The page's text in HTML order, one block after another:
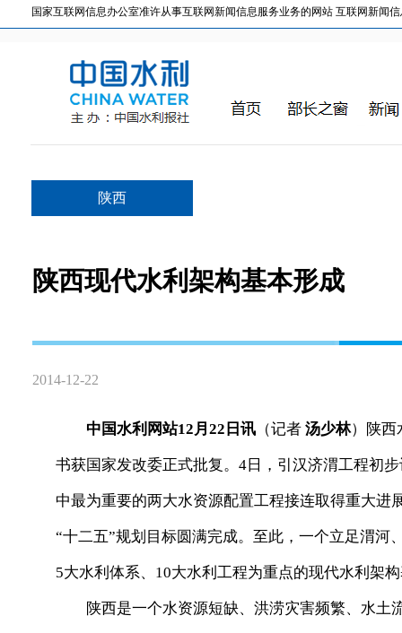
国家互联网信息办公室准许从事互联网新闻信息服务业务的网站 互联网新闻信
陕西
陕西现代水利架构基本形成
2014-12-22
中国水利网站12月22日讯 （记者 汤少林）陕西
书获国家发改委正式批复。4日，引汉济渭工程初
中最为重要的两大水资源配置工程接连取得重大
“十二五”规划目标圆满完成。至此，一个立足渭
5大水利体系、10大水利工程为重点的现代水利架
陕西是一个水资源短缺、洪涝灾害频繁、水土